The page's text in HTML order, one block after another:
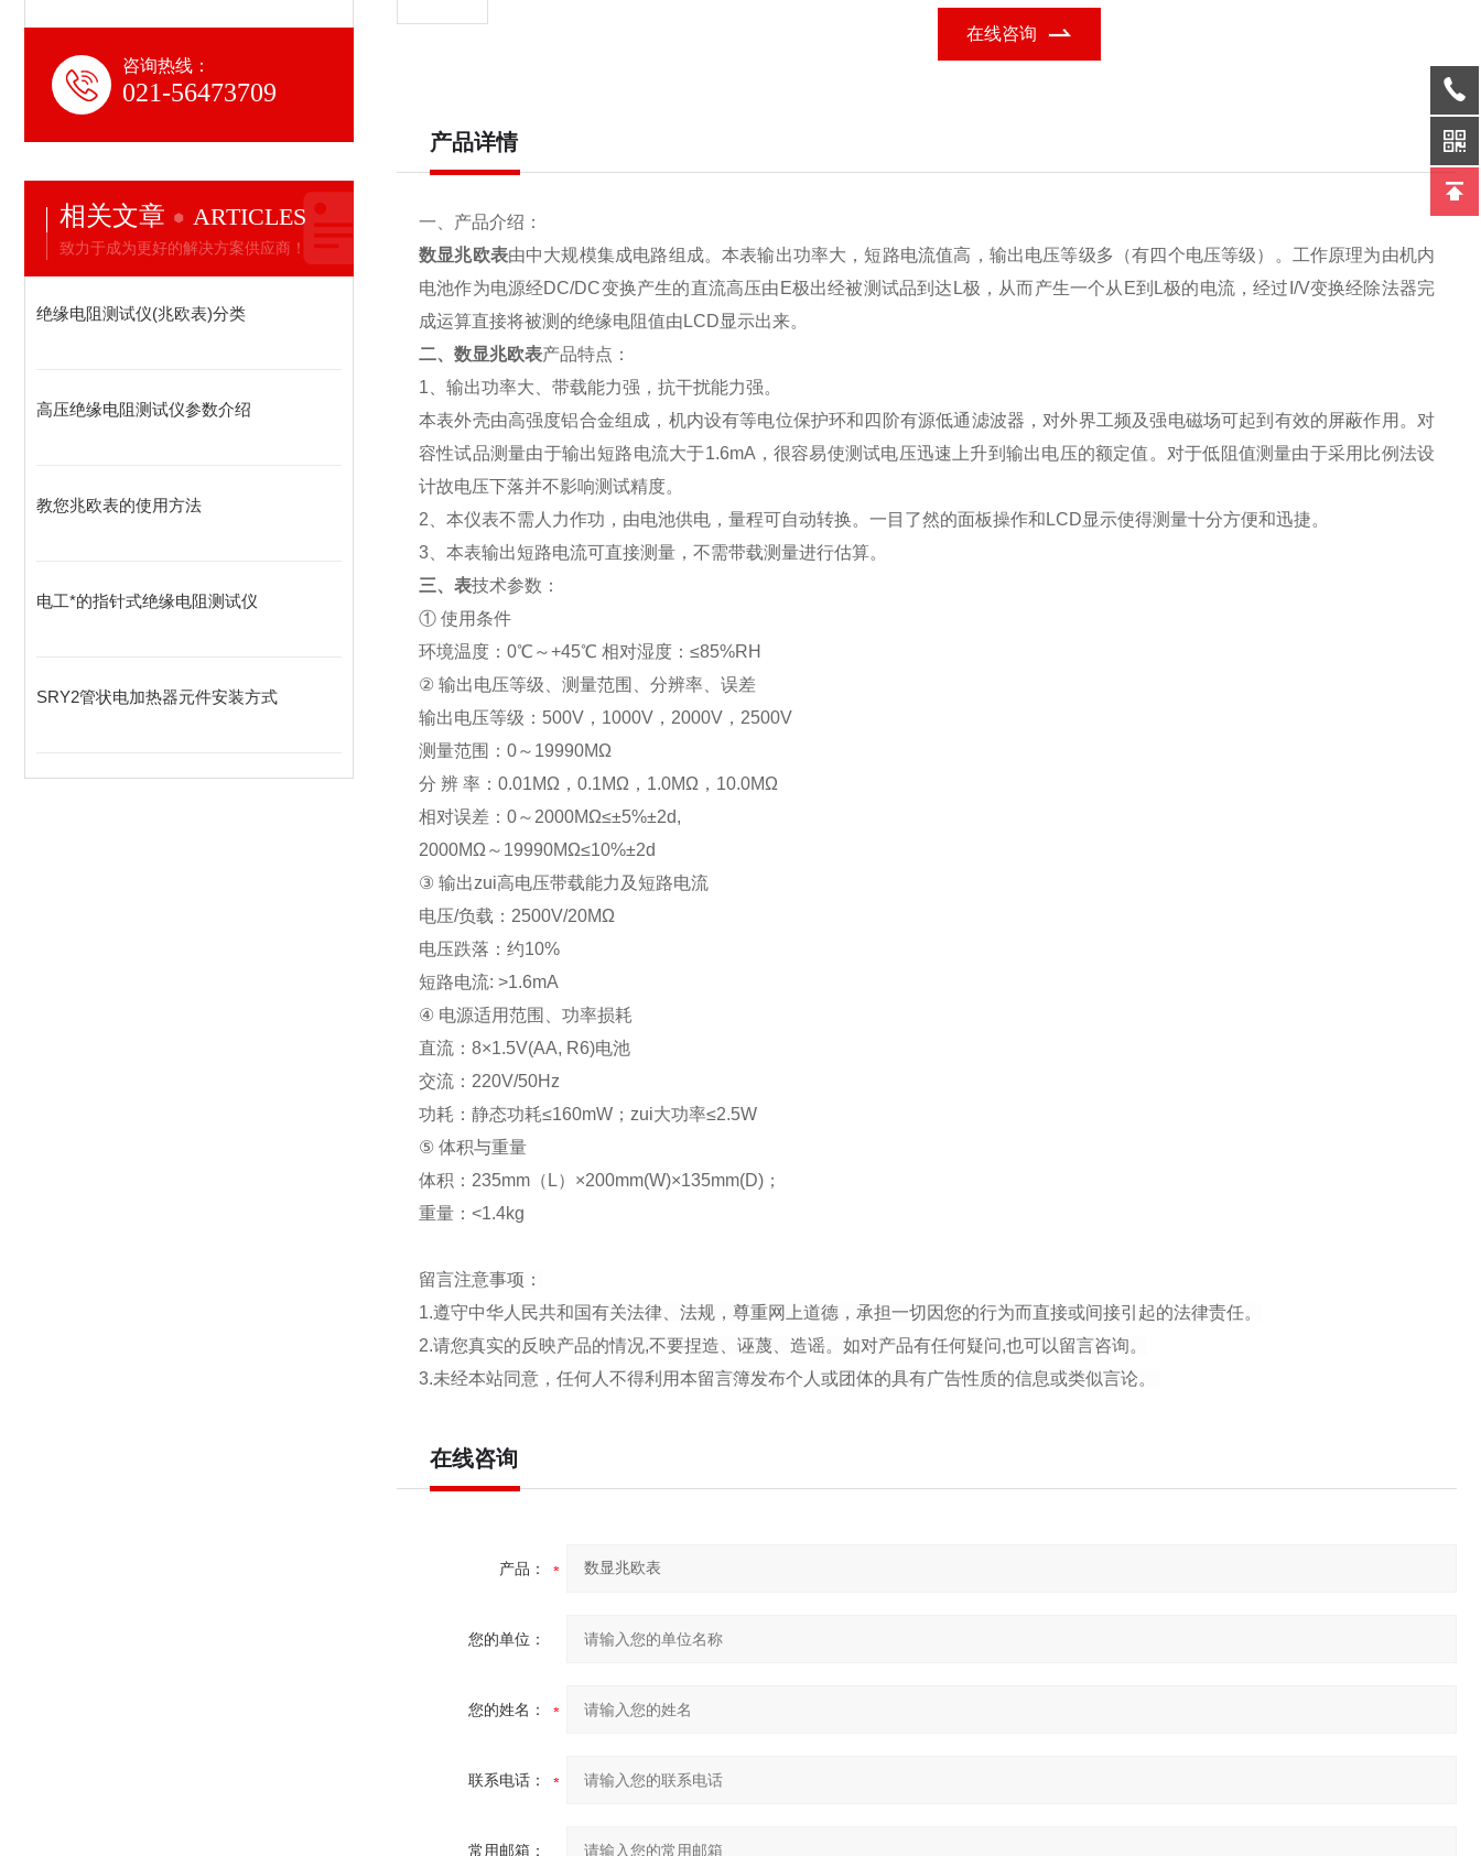
咨询热线：
021-56473709
相关文章 ARTICLES
致力于成为更好的解决方案供应商！
绝缘电阻测试仪(兆欧表)分类
高压绝缘电阻测试仪参数介绍
教您兆欧表的使用方法
电工*的指针式绝缘电阻测试仪
SRY2管状电加热器元件安装方式
在线咨询
产品详情
一、产品介绍：
数显兆欧表由中大规模集成电路组成。本表输出功率大，短路电流值高，输出电压等级多（有四个电压等级）。工作原理为由机内
电池作为电源经DC/DC变换产生的直流高压由E极出经被测试品到达L极，从而产生一个从E到L极的电流，经过I/V变换经除法器完
成运算直接将被测的绝缘电阻值由LCD显示出来。
二、 数显兆欧表产品特点：
1、输出功率大、带载能力强，抗干扰能力强。
本表外壳由高强度铝合金组成，机内设有等电位保护环和四阶有源低通滤波器，对外界工频及强电磁场可起到有效的屏蔽作用。对
容性试品测量由于输出短路电流大于1.6mA，很容易使测试电压迅速上升到输出电压的额定值。对于低阻值测量由于采用比例法设
计故电压下落并不影响测试精度。
2、本仪表不需人力作功，由电池供电，量程可自动转换。一目了然的面板操作和LCD显示使得测量十分方便和迅捷。
3、本表输出短路电流可直接测量，不需带载测量进行估算。
三、 表技术参数：
① 使用条件
环境温度：0℃～+45℃ 相对湿度：≤85%RH
② 输出电压等级、测量范围、分辨率、误差
输出电压等级：500V，1000V，2000V，2500V
测量范围：0～19990MΩ
分 辨 率：0.01MΩ，0.1MΩ，1.0MΩ，10.0MΩ
相对误差：0～2000MΩ≤±5%±2d,
2000MΩ～19990MΩ≤10%±2d
③ 输出zui高电压带载能力及短路电流
电压/负载：2500V/20MΩ
电压跌落：约10%
短路电流: >1.6mA
④ 电源适用范围、功率损耗
直流：8×1.5V(AA, R6)电池
交流：220V/50Hz
功耗：静态功耗≤160mW；zui大功率≤2.5W
⑤ 体积与重量
体积：235mm（L）×200mm(W)×135mm(D)；
重量：<1.4kg
留言注意事项：
1.遵守中华人民共和国有关法律、法规，尊重网上道德，承担一切因您的行为而直接或间接引起的法律责任。
2.请您真实的反映产品的情况,不要捏造、诬蔑、造谣。如对产品有任何疑问,也可以留言咨询。
3.未经本站同意，任何人不得利用本留言簿发布个人或团体的具有广告性质的信息或类似言论。
在线咨询
产品：
您的单位：
您的姓名：
联系电话：
常用邮箱：